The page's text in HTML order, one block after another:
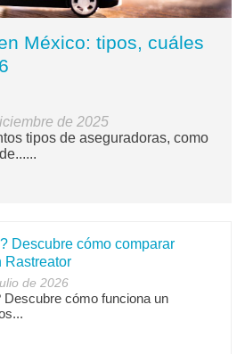
México: tipos, cuáles
de 2025
tipos de aseguradoras, como
Descubre cómo comparar
Rastreator
de 2026
cómo funciona un